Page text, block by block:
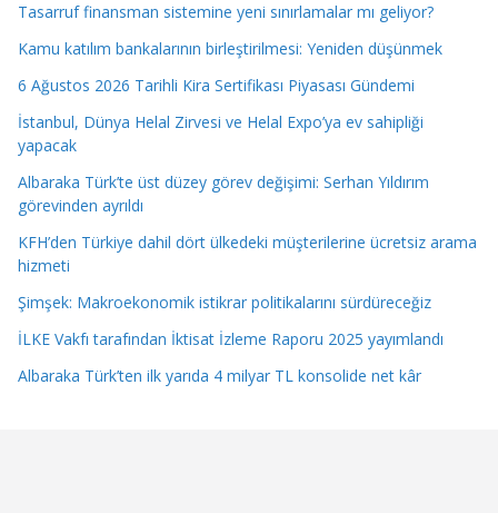
Tasarruf finansman sistemine yeni sınırlamalar mı geliyor?
Kamu katılım bankalarının birleştirilmesi: Yeniden düşünmek
6 Ağustos 2026 Tarihli Kira Sertifikası Piyasası Gündemi
İstanbul, Dünya Helal Zirvesi ve Helal Expo’ya ev sahipliği
yapacak
Albaraka Türk’te üst düzey görev değişimi: Serhan Yıldırım
görevinden ayrıldı
KFH’den Türkiye dahil dört ülkedeki müşterilerine ücretsiz arama
hizmeti
Şimşek: Makroekonomik istikrar politikalarını sürdüreceğiz
İLKE Vakfı tarafından İktisat İzleme Raporu 2025 yayımlandı
Albaraka Türk’ten ilk yarıda 4 milyar TL konsolide net kâr